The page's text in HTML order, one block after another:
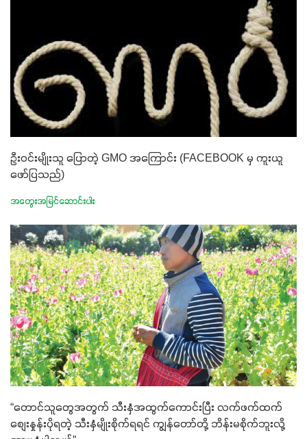
ဦးဝင်းမျိုးသူ ပြောတဲ့ GMO အကြောင်း (FACEBOOK မှ ကူးယူ
ဖော်ပြသည်)
အတွေးအမြင်ဆောင်းပါး
“တောင်သူတွေအတွက် သီးနှံအထွက်ကောင်းပြီး လက်ဖက်ထက်
စျေးနှုန်းပိုရတဲ့ သီးနှံမျိုးစိုက်ရရင် ကျွန်တော်တို့ ဘိန်းမစိုက်ဘူးလို့